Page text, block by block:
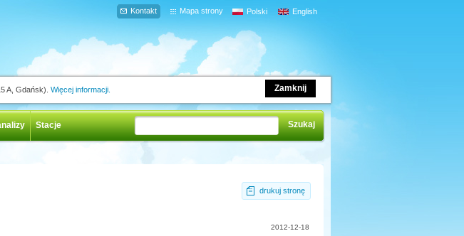
Zamknij
A, Gdańsk). Więcej informacji.
Mapa strony
Kontakt Polski English
Stacje
drukuj stronę
2012-12-18